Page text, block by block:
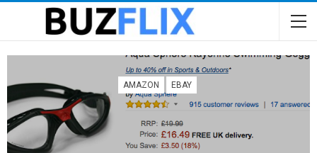
AMAZON EBAY